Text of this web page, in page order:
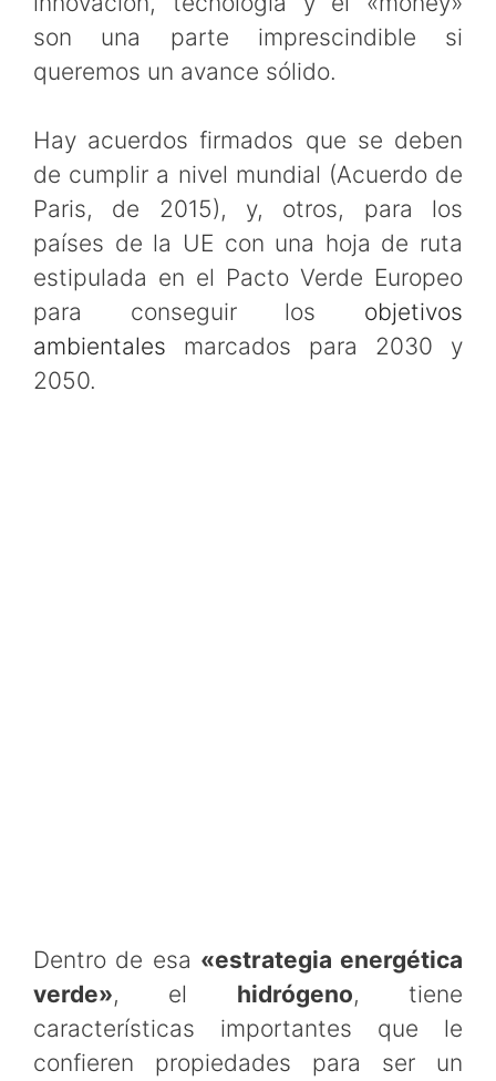
son una parte imprescindible si
queremos un avance sólido.
Hay acuerdos firmados que se deben
de cumplir a nivel mundial (Acuerdo de
Paris, de 2015), y, otros, para los
países de la UE con una hoja de ruta
estipulada en el Pacto Verde Europeo
para conseguir los objetivos
ambientales marcados para 2030 y
2050.
Dentro de esa «estrategia energética
verde», el hidrógeno, tiene
características importantes que le
confieren propiedades para ser un